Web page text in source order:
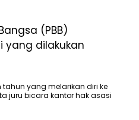
(PBB)
yang dilakukan
yang melarikan diri ke
juru bicara kantor hak asasi